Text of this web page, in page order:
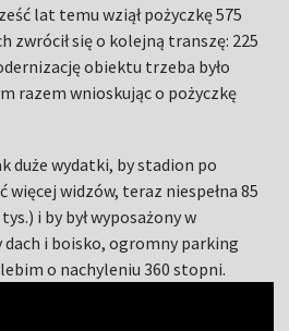
lat temu wziął pożyczkę 575
zwrócił się o kolejną transzę: 225
obiektu trzeba było
razem wnioskując o pożyczkę
duże wydatki, by stadion po
więcej widzów, teraz niespełna 85
i by był wyposażony w
i boisko, ogromny parking
o nachyleniu 360 stopni.